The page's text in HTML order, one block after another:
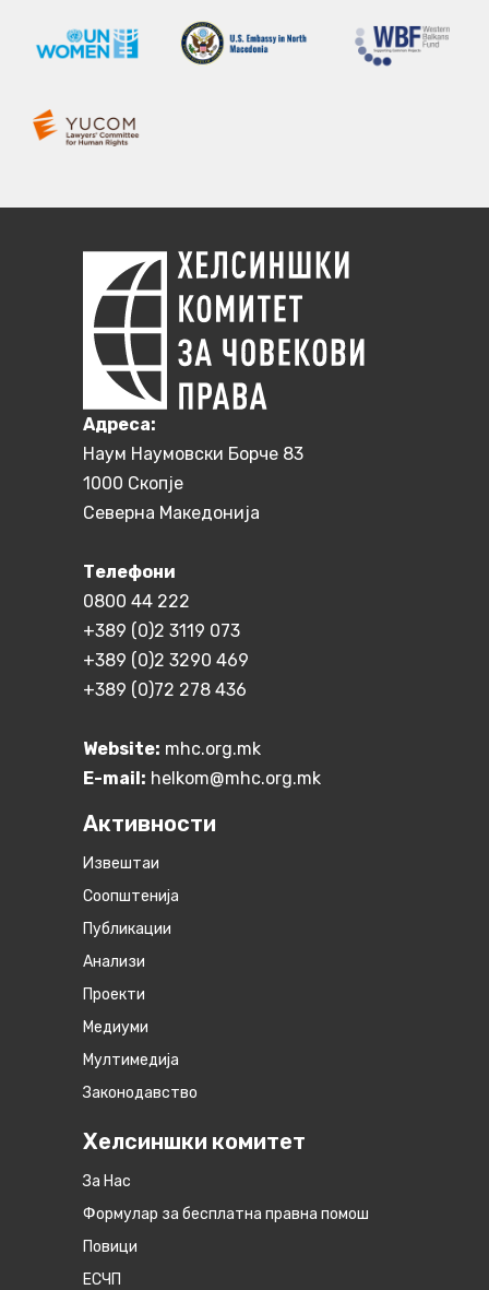
Aдреса:
Наум Наумовски Борче 83
1000 Скопје
Северна Македонија
Телефони
0800 44 222
+389 (0)2 3119 073
+389 (0)2 3290 469
+389 (0)72 278 436
Website: mhc.org.mk
E-mail: helkom@mhc.org.mk
Активности
Извештаи
Соопштенија
Публикации
Анализи
Проекти
Медиуми
Мултимедија
Законодавство
Хелсиншки комитет
За Нас
Формулар за бесплатна правна помош
Повици
ЕСЧП